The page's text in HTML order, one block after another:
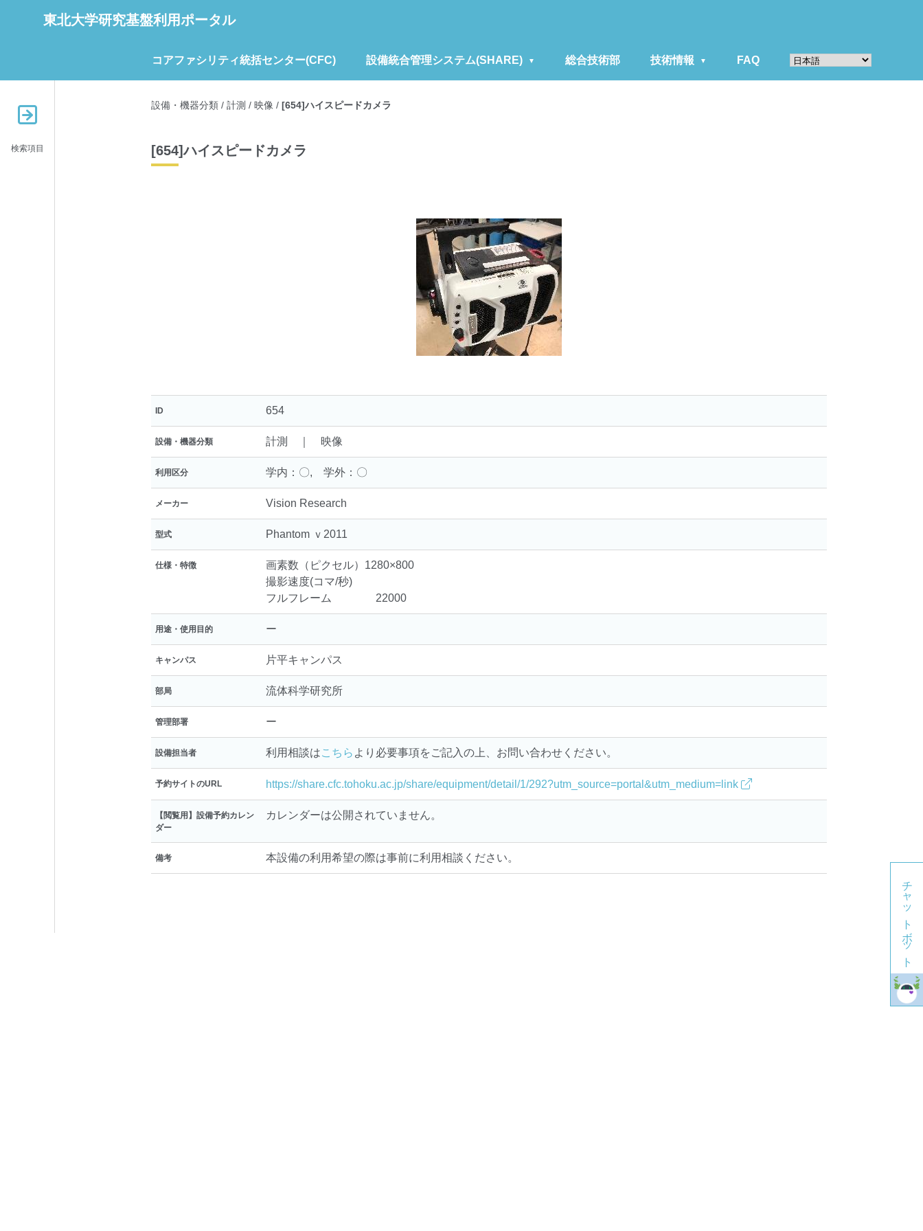
東北大学研究基盤利用ポータル
コアファシリティ統括センター(CFC) 設備統合管理システム(SHARE) 総合技術部 技術情報 FAQ
検索項目
設備・機器分類 / 計測 / 映像 / [654]ハイスピードカメラ
[654]ハイスピードカメラ
ID 654
設備・機器分類 計測 ｜ 映像
利用区分 学内：〇, 学外：〇
メーカー Vision Research
型式 Phantom ｖ2011
仕様・特徴
画素数（ピクセル）1280×800
撮影速度(コマ/秒)
フルフレーム 22000
用途・使用目的 ー
キャンパス 片平キャンパス
部局 流体科学研究所
管理部署 ー
設備担当者 利用相談はこちら より必要事項をご記入の上、お問い合わせください。
予約サイトのURL https://share.cfc.tohoku.ac.jp/share/equipment/detail/1/292?utm_source=portal&utm_medium=link
【閲覧用】設備予約カレン
ダー
カレンダーは公開されていません。
備考 本設備の利用希望の際は事前に利用相談ください。
チャットボット